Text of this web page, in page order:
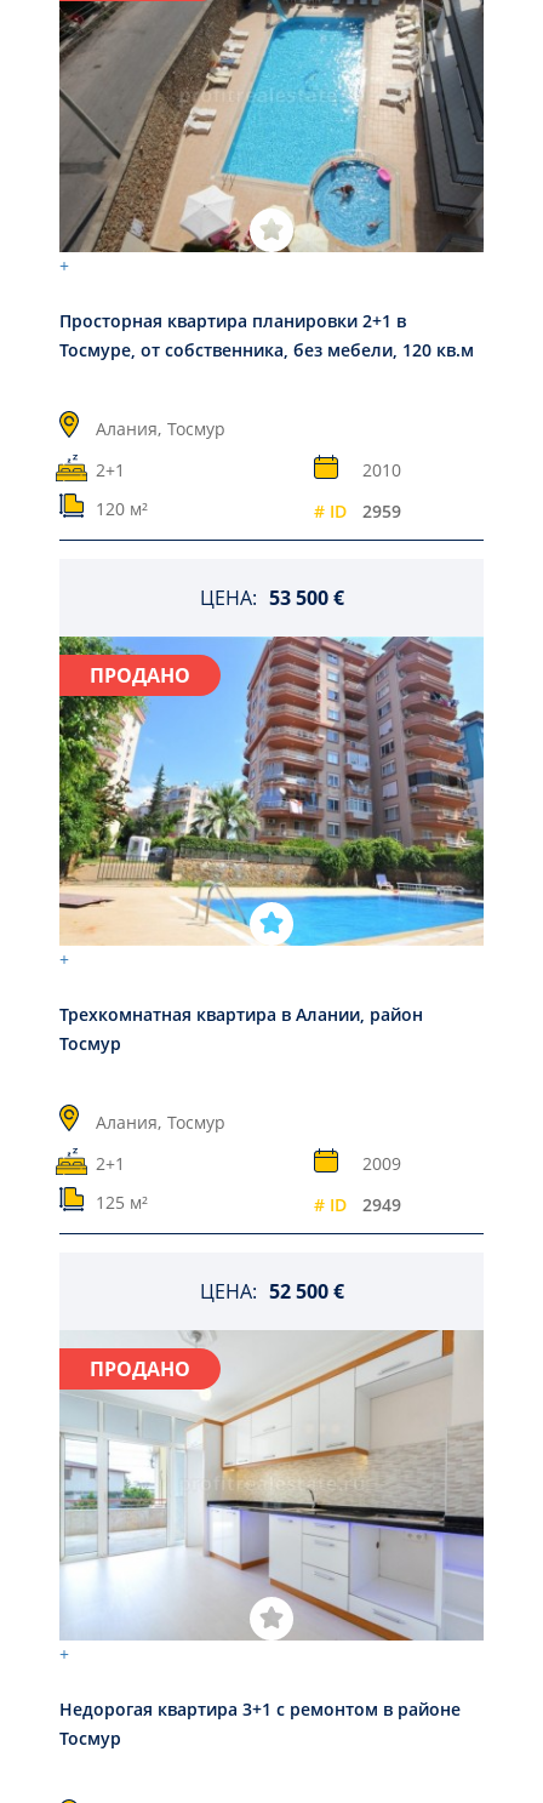
+
Просторная квартира планировки 2+1 в
Тосмуре, от собственника, без мебели, 120 кв.м
Алания, Тосмур
2+1
2010
120 м²
# ID 2959
ЦЕНА: 53 500 €
ПРОДАНО
+
Трехкомнатная квартира в Алании, район
Тосмур
Алания, Тосмур
2+1
2009
125 м²
# ID 2949
ЦЕНА: 52 500 €
ПРОДАНО
+
Недорогая квартира 3+1 с ремонтом в районе
Тосмур